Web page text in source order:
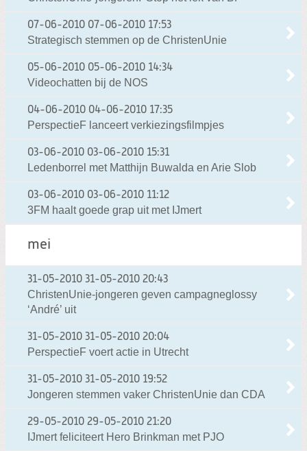
07-06-2010 07-06-2010 17:53
Strategisch stemmen op de ChristenUnie
05-06-2010 05-06-2010 14:34
Videochatten bij de NOS
04-06-2010 04-06-2010 17:35
PerspectieF lanceert verkiezingsfilmpjes
03-06-2010 03-06-2010 15:31
Ledenborrel met Matthijn Buwalda en Arie Slob
03-06-2010 03-06-2010 11:12
3FM haalt goede grap uit met IJmert
mei
31-05-2010 31-05-2010 20:43
ChristenUnie-jongeren geven campagneglossy
‘André’ uit
31-05-2010 31-05-2010 20:04
PerspectieF voert actie in Utrecht
31-05-2010 31-05-2010 19:52
Jongeren stemmen vaker ChristenUnie dan CDA
29-05-2010 29-05-2010 21:20
IJmert feliciteert Hero Brinkman met PJO